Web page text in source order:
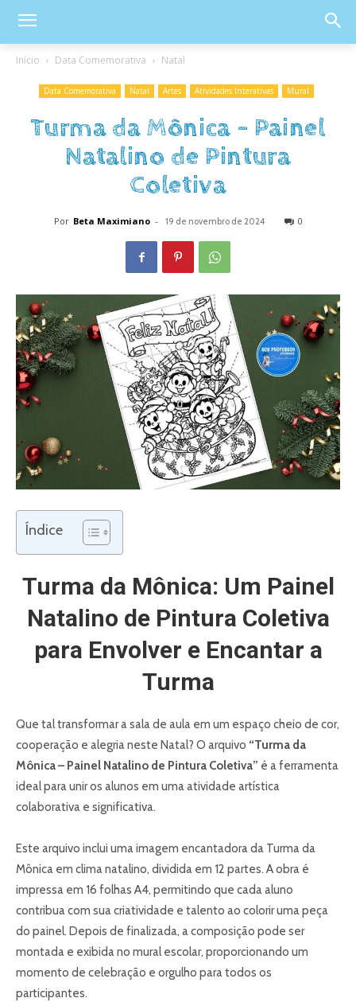
Início Data Comemorativa Natal
Data Comemorativa Natal Artes Atividades Interativas Mural
Turma da Mônica – Painel
Natalino de Pintura
Coletiva
Por Beta Maximiano - 19 de novembro de 2024 0
Índice
Turma da Mônica: Um Painel
Natalino de Pintura Coletiva
para Envolver e Encantar a
Turma
Que tal transformar a sala de aula em um espaço cheio de cor,
cooperação e alegria neste Natal? O arquivo “Turma da
Mônica – Painel Natalino de Pintura Coletiva” é a ferramenta
ideal para unir os alunos em uma atividade artística
colaborativa e significativa.
Este arquivo inclui uma imagem encantadora da Turma da
Mônica em clima natalino, dividida em 12 partes. A obra é
impressa em 16 folhas A4, permitindo que cada aluno
contribua com sua criatividade e talento ao colorir uma peça
do painel. Depois de finalizada, a composição pode ser
montada e exibida no mural escolar, proporcionando um
momento de celebração e orgulho para todos os
participantes.